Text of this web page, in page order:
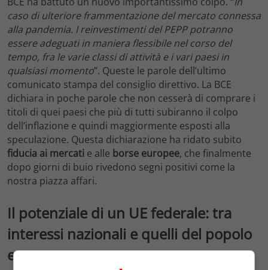
caso di ulteriore frammentazione del mercato connessa
alla pandemia. I reinvestimenti del PEPP potranno
essere adeguati in maniera flessibile nel corso del
tempo, fra le varie classi di attività e i vari paesi in
qualsiasi momento”. Queste le parole dell’ultimo
comunicato stampa del consiglio direttivo. La BCE
dichiara in poche parole che non cesserà di comprare i
titoli di quei paesi che più di tutti subiranno il colpo
dell’inflazione e quindi maggiormente esposti alla
speculazione. Questa dichiarazione ha ridato subito
fiducia ai mercati e alle borse europee, che finalmente
dopo giorni di buio rivedono segni positivi come la
nostra piazza affari.
Il potenziale di un UE federale: tra
interessi nazionali e quelli del popolo
europeo